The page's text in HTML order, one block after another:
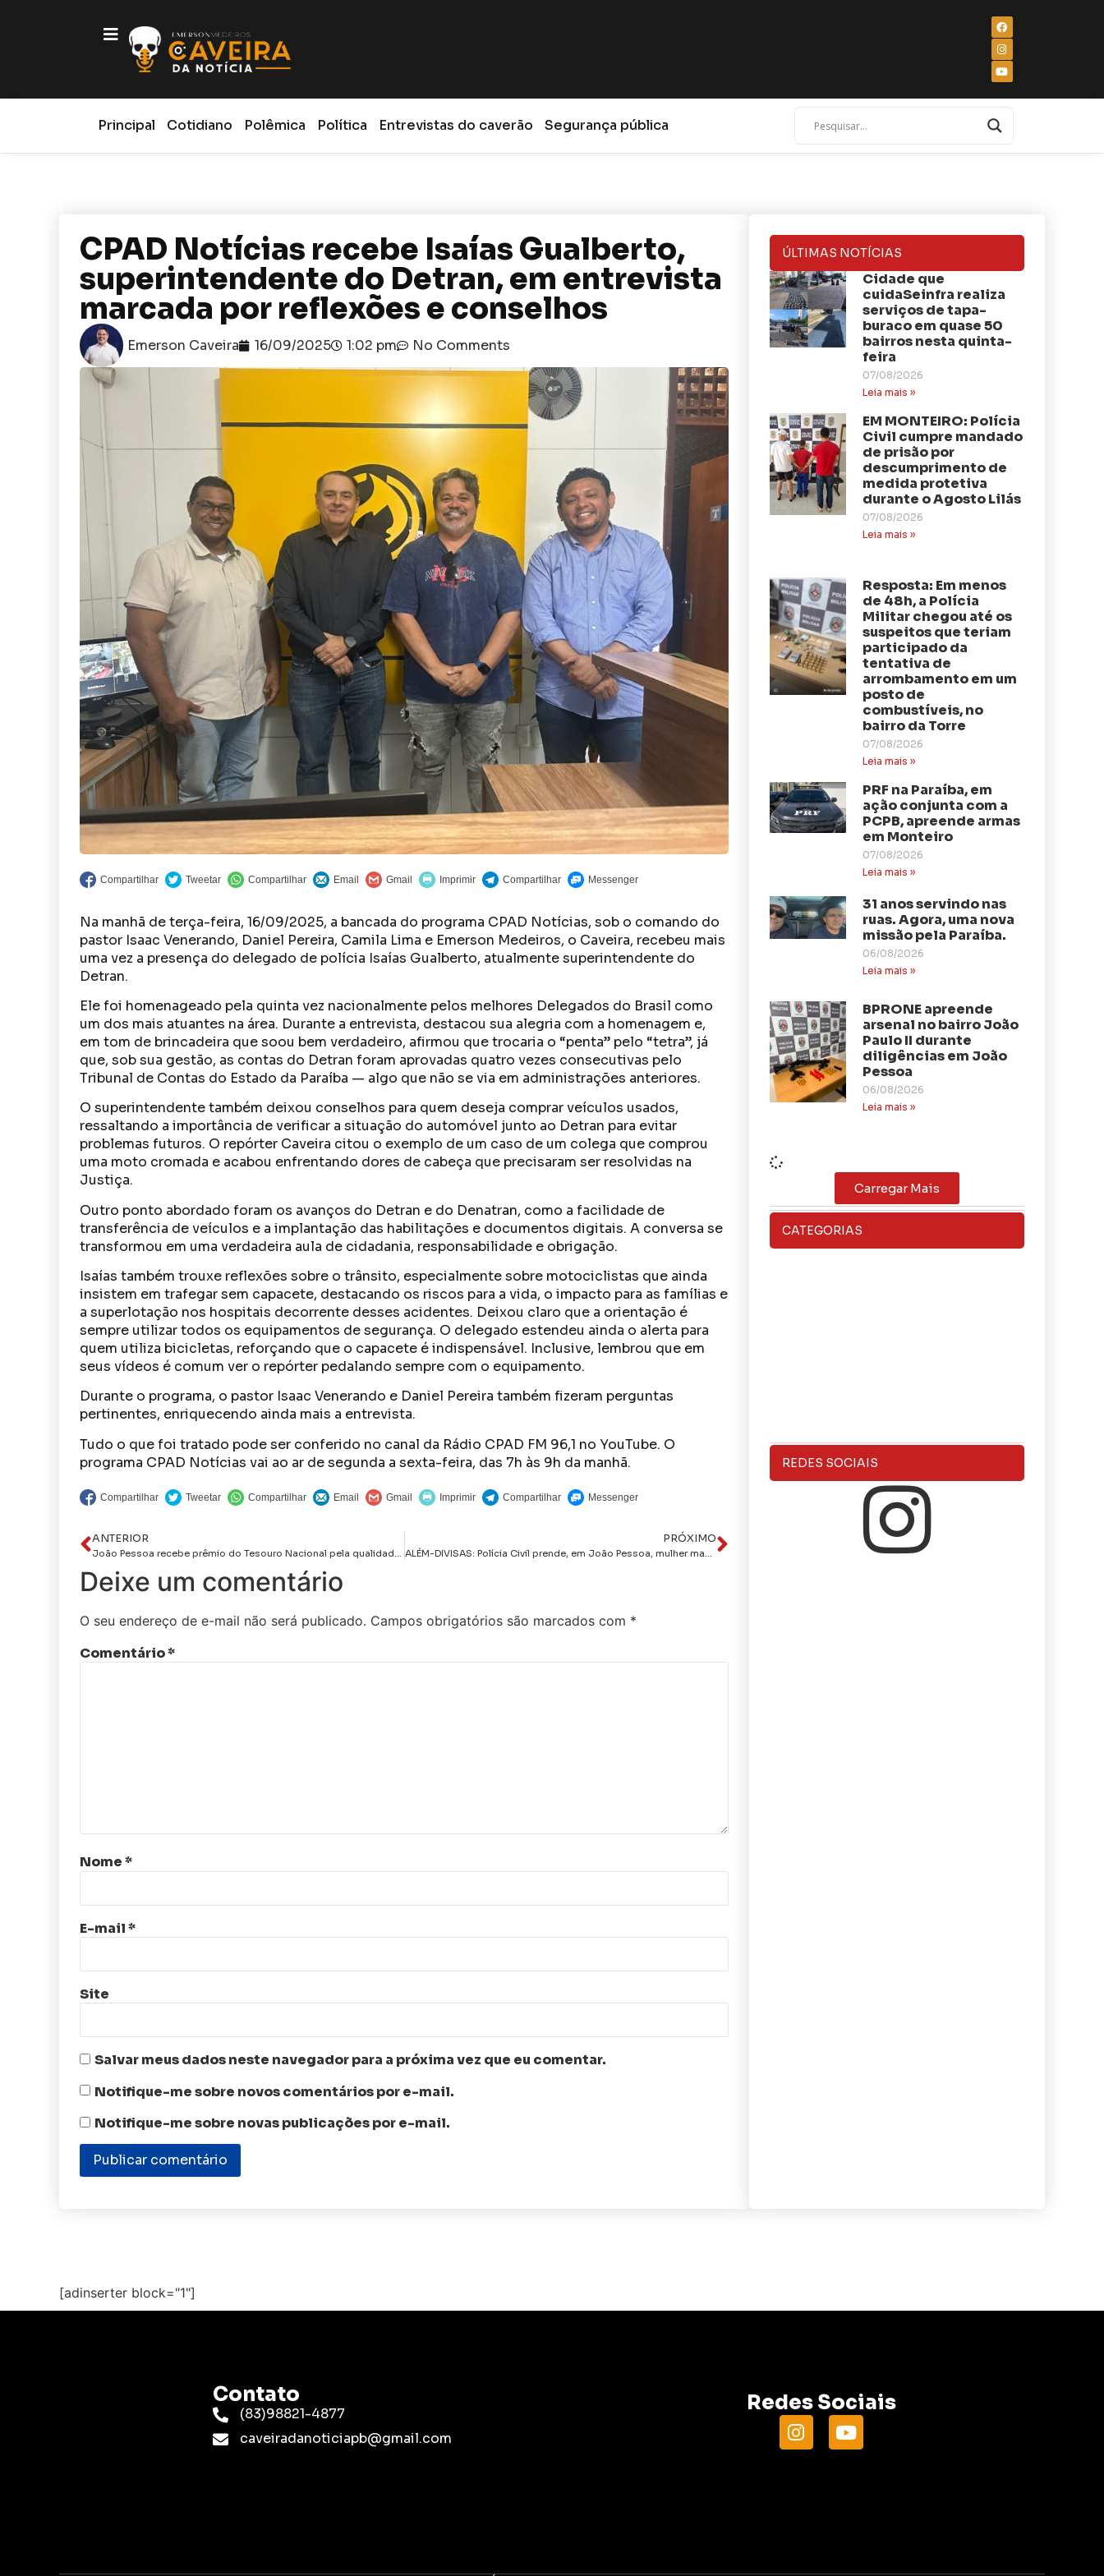
Principal Cotidiano Polêmica Política Entrevistas do caverão Segurança pública
CPAD Notícias recebe Isaías Gualberto,
superintendente do Detran, em entrevista
marcada por reflexões e conselhos
Emerson Caveira 16/09/2025 1:02 pm No Comments
Na manhã de terça-feira, 16/09/2025, a bancada do programa CPAD Notícias, sob o comando do
pastor Isaac Venerando, Daniel Pereira, Camila Lima e Emerson Medeiros, o Caveira, recebeu mais
uma vez a presença do delegado de polícia Isaías Gualberto, atualmente superintendente do
Detran.
Ele foi homenageado pela quinta vez nacionalmente pelos melhores Delegados do Brasil como
um dos mais atuantes na área. Durante a entrevista, destacou sua alegria com a homenagem e,
em tom de brincadeira que soou bem verdadeiro, afirmou que trocaria o “penta” pelo “tetra”, já
que, sob sua gestão, as contas do Detran foram aprovadas quatro vezes consecutivas pelo
Tribunal de Contas do Estado da Paraíba — algo que não se via em administrações anteriores.
O superintendente também deixou conselhos para quem deseja comprar veículos usados,
ressaltando a importância de verificar a situação do automóvel junto ao Detran para evitar
problemas futuros. O repórter Caveira citou o exemplo de um caso de um colega que comprou
uma moto cromada e acabou enfrentando dores de cabeça que precisaram ser resolvidas na
Justiça.
Outro ponto abordado foram os avanços do Detran e do Denatran, como a facilidade de
transferência de veículos e a implantação das habilitações e documentos digitais. A conversa se
transformou em uma verdadeira aula de cidadania, responsabilidade e obrigação.
Isaías também trouxe reflexões sobre o trânsito, especialmente sobre motociclistas que ainda
insistem em trafegar sem capacete, destacando os riscos para a vida, o impacto para as famílias e
a superlotação nos hospitais decorrente desses acidentes. Deixou claro que a orientação é
sempre utilizar todos os equipamentos de segurança. O delegado estendeu ainda o alerta para
quem utiliza bicicletas, reforçando que o capacete é indispensável. Inclusive, lembrou que em
seus vídeos é comum ver o repórter pedalando sempre com o equipamento.
Durante o programa, o pastor Isaac Venerando e Daniel Pereira também fizeram perguntas
pertinentes, enriquecendo ainda mais a entrevista.
Tudo o que foi tratado pode ser conferido no canal da Rádio CPAD FM 96,1 no YouTube. O
programa CPAD Notícias vai ao ar de segunda a sexta-feira, das 7h às 9h da manhã.
ANTERIOR
João Pessoa recebe prêmio do Tesouro Nacional pela qualidade das informações contábeis
PRÓXIMO
ALÉM-DIVISAS: Polícia Civil prende, em João Pessoa, mulher mandante de homicídio ocorrido no Pará
Deixe um comentário
O seu endereço de e-mail não será publicado. Campos obrigatórios são marcados com *
Comentário*
Nome*
E-mail*
Site
Salvar meus dados neste navegador para a próxima vez que eu comentar.
Notifique-me sobre novos comentários por e-mail.
Notifique-me sobre novas publicações por e-mail.
ÚLTIMAS NOTÍCIAS
Cidade que
cuidaSeinfra realiza
serviços de tapa-
buraco em quase 50
bairros nesta quinta-
feira
07/08/2026
Leia mais »
EM MONTEIRO: Polícia
Civil cumpre mandado
de prisão por
descumprimento de
medida protetiva
durante o Agosto Lilás
07/08/2026
Leia mais »
Resposta: Em menos
de 48h, a Polícia
Militar chegou até os
suspeitos que teriam
participado da
tentativa de
arrombamento em um
posto de
combustíveis, no
bairro da Torre
07/08/2026
Leia mais »
PRF na Paraíba, em
ação conjunta com a
PCPB, apreende armas
em Monteiro
07/08/2026
Leia mais »
31 anos servindo nas
ruas. Agora, uma nova
missão pela Paraíba.
06/08/2026
Leia mais »
BPRONE apreende
arsenal no bairro João
Paulo II durante
diligências em João
Pessoa
06/08/2026
Leia mais »
Carregar Mais
CATEGORIAS
REDES SOCIAIS
[adinserter block="1"]
Contato
(83)98821-4877
caveiradanoticiapb@gmail.com
Redes Sociais